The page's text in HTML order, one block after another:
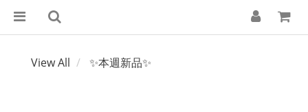
View All ✨本週新品✨